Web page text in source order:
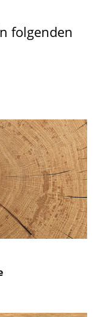
folgenden